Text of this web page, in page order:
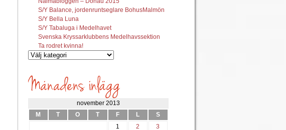
S/Y Balance, jordenruntseglare BohusMalmön
S/Y Bella Luna
S/Y Tabaluga i Medelhavet
Svenska Kryssarklubbens Medelhavssektion
Ta rodret kvinna!
Vilka
söks?
november 2013
M
T O T F L
S
1
2
3